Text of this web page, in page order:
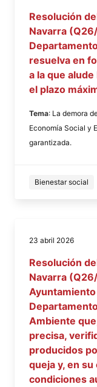
Resolución
Navarra
resuelva en
a la que
el plazo
Tema: La demora
Economía Social y
garantizada.
Bienestar social
23 abril 2026
Resolución
Navarra
Ambiente
precisa,
producidos
queja y, en
condiciones